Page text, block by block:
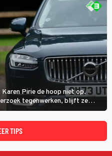
Pirie de hoop niet op.
tegenwerken, blijft ze
van Karen Pirie leidt het
TIPS